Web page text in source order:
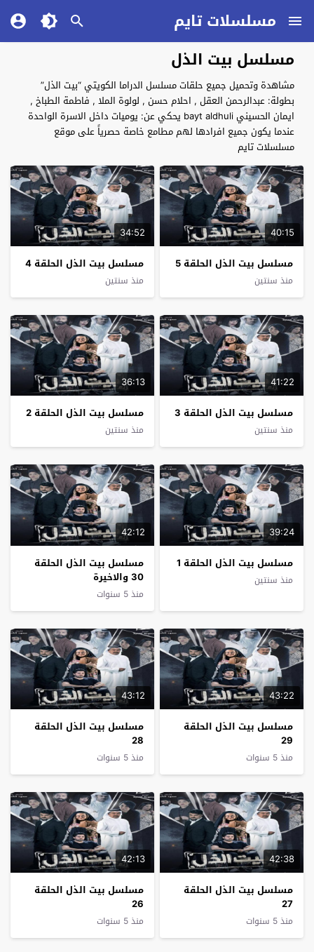
مسلسلات تايم
مسلسل بيت الذل
مشاهدة وتحميل جميع حلقات مسلسل الدراما الكويتي “بيت الذل”
بطولة: عبدالرحمن العقل , احلام حسن , لولوة الملا , فاطمة الطباخ ,
ايمان الحسيني bayt aldhuli يحكي عن: يوميات داخل الاسرة الواحدة
عندما يكون جميع افرادها لهم مطامع خاصة حصرياً على موقع
مسلسلات تايم
40:15
مسلسل بيت الذل الحلقة 5
منذ سنتين
34:52
مسلسل بيت الذل الحلقة 4
منذ سنتين
41:22
مسلسل بيت الذل الحلقة 3
منذ سنتين
36:13
مسلسل بيت الذل الحلقة 2
منذ سنتين
39:24
مسلسل بيت الذل الحلقة 1
منذ سنتين
42:12
مسلسل بيت الذل الحلقة
30 والاخيرة
منذ 5 سنوات
43:22
مسلسل بيت الذل الحلقة
29
منذ 5 سنوات
43:12
مسلسل بيت الذل الحلقة
28
منذ 5 سنوات
42:38
مسلسل بيت الذل الحلقة
27
منذ 5 سنوات
42:13
مسلسل بيت الذل الحلقة
26
منذ 5 سنوات